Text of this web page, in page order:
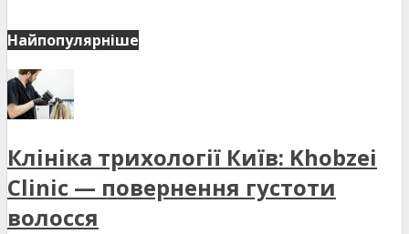
Найпопулярніше
Клініка трихології Київ: Khobzei
Clinic — повернення густоти
волосся